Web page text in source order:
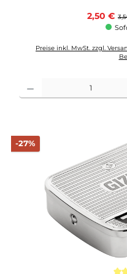
2,50 €
Preise inkl. MwSt. zzgl.
-27%Rabatt